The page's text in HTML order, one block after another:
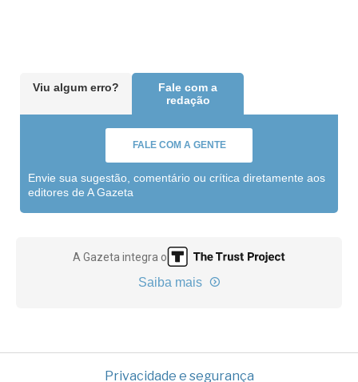
Viu algum erro?
Fale com a
redação
FALE COM A GENTE
Envie sua sugestão, comentário ou crítica diretamente aos
editores de A Gazeta
A Gazeta integra o
Saiba mais
Privacidade e segurança